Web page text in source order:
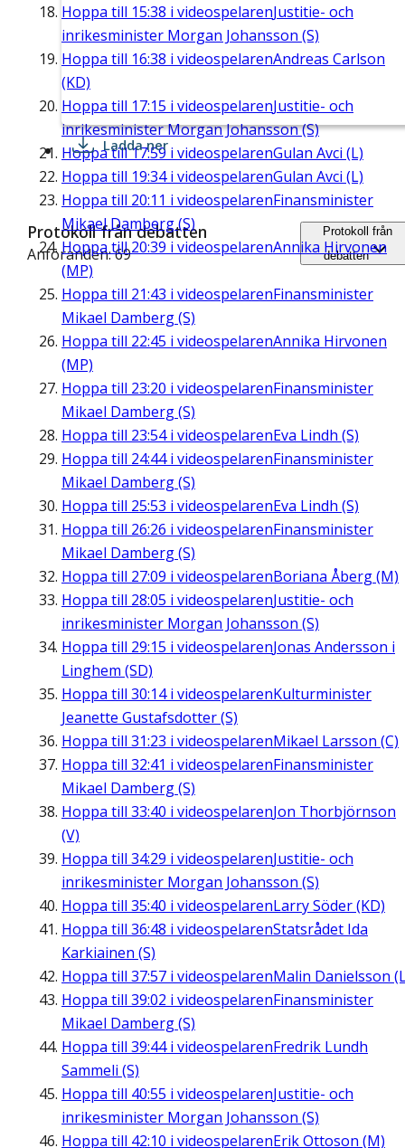
Hoppa till 15:38 i videospelarenJustitie- och
inrikesminister Morgan Johansson (S)
Hoppa till 16:38 i videospelarenAndreas Carlson
(KD)
Hoppa till 17:15 i videospelarenJustitie- och
inrikesminister Morgan Johansson (S)
Hoppa till17:59 i videospelarenGulan Avci (L)
Hoppa till 19:34i videospelarenGulan Avci (L)
Hoppa till 20:11 i videospelarenFinansminister
Mikael Damberg (S)
Hoppa till20:39 i videospelarenAnnika Hirvonen
(MP)
Hoppa till 21:43 i videospelarenFinansminister
Mikael Damberg (S)
Hoppa till 22:45 i videospelarenAnnika Hirvonen
(MP)
Hoppa till 23:20 i videospelarenFinansminister
Mikael Damberg (S)
Hoppa till 23:54i videospelarenEva Lindh (S)
Hoppa till 24:44i videospelarenFinansminister
Mikael Damberg (S)
Hoppa till 25:53 i videospelarenEva Lindh (S)
Hoppa till 26:26 i videospelarenFinansminister
Mikael Damberg (S)
Hoppa till 27:09 i videospelarenBoriana Åberg (M)
Hoppa till 28:05 i videospelarenJustitie- och
inrikesminister Morgan Johansson (S)
Hoppa till 29:15 i videospelarenJonas Andersson i
Linghem (SD)
Hoppa till 30:14i videospelarenKulturminister
Jeanette Gustafsdotter (S)
Hoppa till 31:23 i videospelarenMikael Larsson (C)
Hoppa till 32:41 i videospelarenFinansminister
Mikael Damberg (S)
Hoppa till 33:40 i videospelarenJon Thorbjörnson
(V)
Hoppa till 34:29 i videospelarenJustitie- och
inrikesminister Morgan Johansson (S)
Hoppa till 35:40 i videospelarenLarry Söder (KD)
Hoppa till 36:48 i videospelarenStatsrådet Ida
Karkiainen (S)
Hoppa till 37:57 i videospelarenMalin Danielsson
Hoppa till 39:02 i videospelarenFinansminister
Mikael Damberg (S)
Hoppa till 39:44i videospelarenFredrik Lundh
Sammeli (S)
Hoppa till 40:55 i videospelarenJustitie- och
inrikesminister Morgan Johansson (S)
Hoppa till 42:10 i videospelarenErik Ottoson (M)
Ladda ner
Protokoll från debatten
Anföranden: 69
Protokoll från
debatten